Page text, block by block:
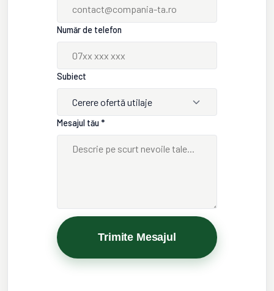
Număr de telefon
Subiect
Cerere ofertă utilaje
Mesajul tău *
Trimite Mesajul